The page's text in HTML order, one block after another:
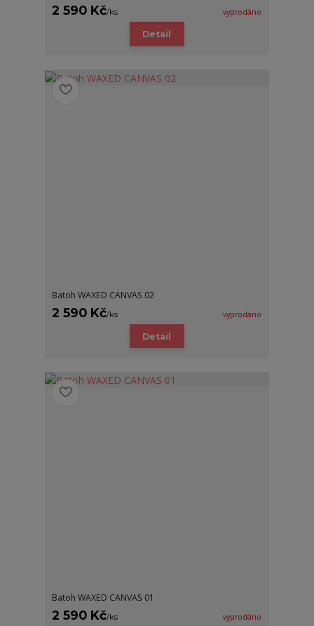
2 590 Kč/ks vyprodáno
Detail
Batoh WAXED CANVAS 02
2 590 Kč/ks vyprodáno
Detail
Batoh WAXED CANVAS 01
2 590 Kč/ks vyprodáno